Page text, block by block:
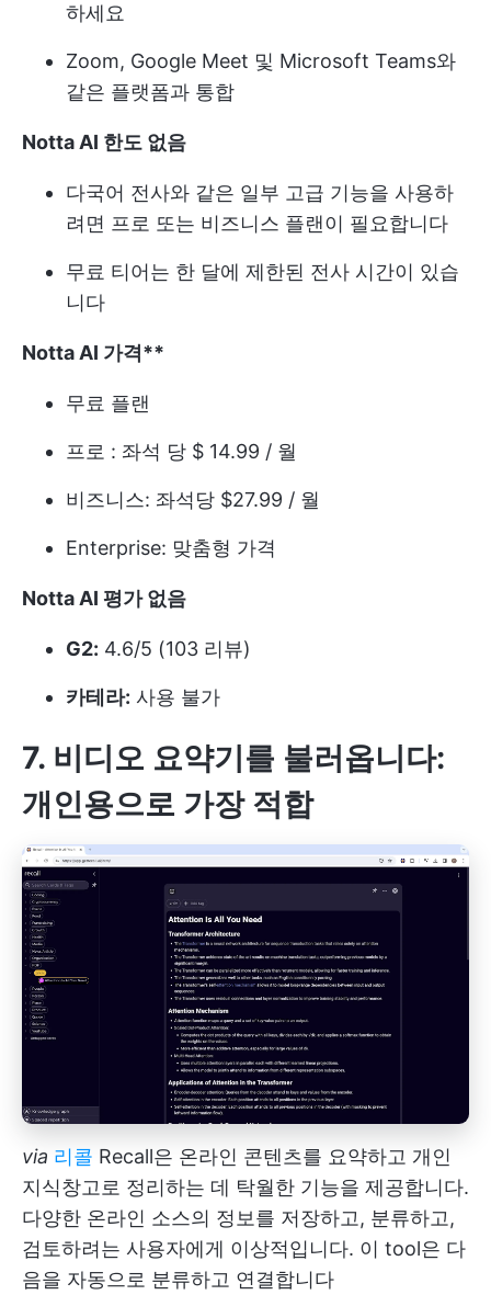
하세요
Zoom, Google Meet 및 Microsoft Teams와
같은 플랫폼과 통합
Notta AI 한도 없음
다국어 전사와 같은 일부 고급 기능을 사용하
려면 프로 또는 비즈니스 플랜이 필요합니다
무료 티어는 한 달에 제한된 전사 시간이 있습
니다
Notta AI 가격**
무료 플랜
프로 : 좌석 당 $ 14.99 / 월
비즈니스: 좌석당 $27.99 / 월
Enterprise: 맞춤형 가격
Notta AI 평가 없음
G2: 4.6/5 (103 리뷰)
카테라: 사용 불가
7. 비디오 요약기를 불러옵니다:
개인용으로 가장 적합
via 리콜 Recall은 온라인 콘텐츠를 요약하고 개인
지식창고로 정리하는 데 탁월한 기능을 제공합니다.
다양한 온라인 소스의 정보를 저장하고, 분류하고,
검토하려는 사용자에게 이상적입니다. 이 tool은 다
음을 자동으로 분류하고 연결합니다